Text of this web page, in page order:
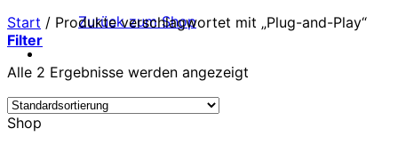
Zurück zum Shop
Start / Produkte verschlagwortet mit „Plug-and-Play“
Filter
Alle 2 Ergebnisse werden angezeigt
Shop